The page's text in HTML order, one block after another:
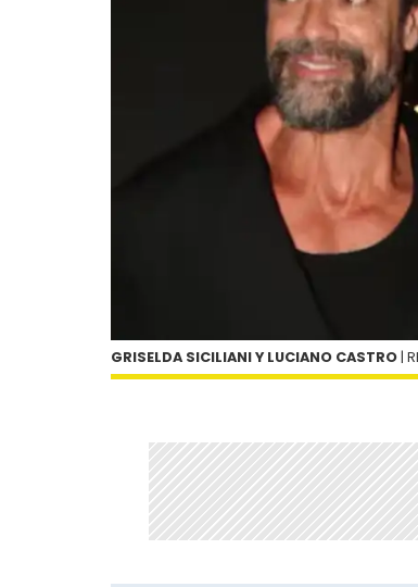
GRISELDA SICILIANI Y LUCIANO CASTRO |